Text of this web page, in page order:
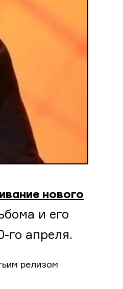
нового
и его
го апреля.
релизом